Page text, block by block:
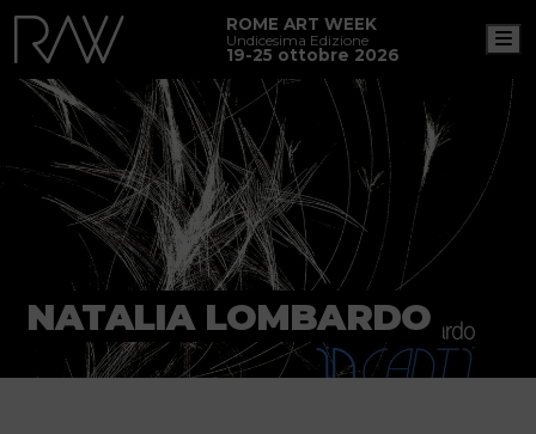
ROME ART WEEK
Undicesima Edizione
19-25 ottobre 2026
NATALIA LOMBARDO